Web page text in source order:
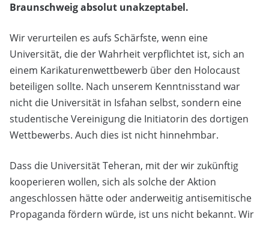
Braunschweig absolut unakzeptabel.
Wir verurteilen es aufs Schärfste, wenn eine
Universität, die der Wahrheit verpflichtet ist, sich an
einem Karikaturenwettbewerb über den Holocaust
beteiligen sollte. Nach unserem Kenntnisstand war
nicht die Universität in Isfahan selbst, sondern eine
studentische Vereinigung die Initiatorin des dortigen
Wettbewerbs. Auch dies ist nicht hinnehmbar.
Dass die Universität Teheran, mit der wir zukünftig
kooperieren wollen, sich als solche der Aktion
angeschlossen hätte oder anderweitig antisemitische
Propaganda fördern würde, ist uns nicht bekannt. Wir